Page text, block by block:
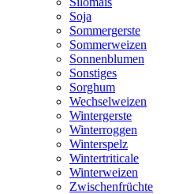
Soja
Sommergerste
Sommerweizen
Sonnenblumen
Sonstiges
Sorghum
Wechselweizen
Wintergerste
Winterroggen
Winterspelz
Wintertriticale
Winterweizen
Zwischenfrüchte